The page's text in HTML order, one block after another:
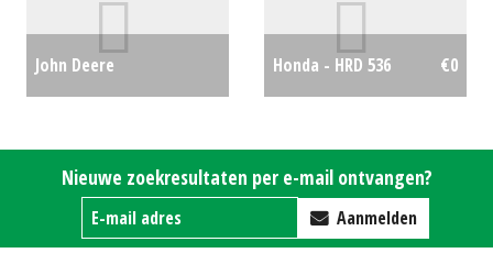
John Deere
/ tuintrekker X950R
Hooglosser (HA) #24884
€21750
Honda - HRD 536 €0
Nieuwe zoekresultaten per e-mail ontvangen?
Aanmelden